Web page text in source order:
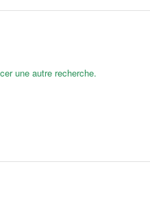
une autre recherche.